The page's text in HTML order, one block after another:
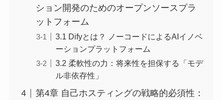
ション開発のためのオープンソースプラ
ットフォーム
3.1 Difyとは？ ノーコードによるAIイノベ
ーションプラットフォーム
3.2 柔軟性の力：将来性を担保する「モデ
ル非依存性」
第4章 自己ホスティングの戦略的必須性：